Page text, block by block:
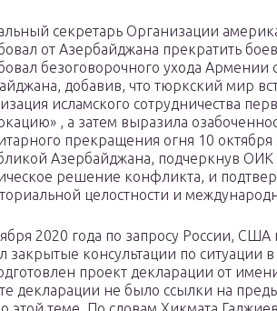
секретарь Организации
от Азербайджана прекратить
безоговорочного ухода
добавив, что тюркский мир
исламского сотрудничества
, а затем выразила
прекращения огня 10
Азербайджана, подчеркнув
решение конфликта, и
целостности и
2020 года по запросу России,
закрытые консультации по ситуации
проект декларации от
декларации не было ссылки на